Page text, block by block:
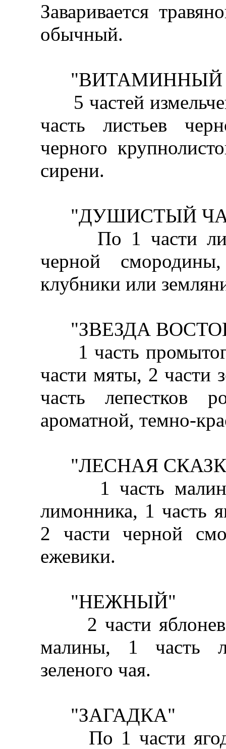
Заваривается
обычный.
"ВИТАМИННЫЙ
5 частей
часть листьев
черного
сирени.
"ДУШИСТЫЙ
По 1 части
черной
клубники или
"ЗВЕЗДА
1 часть
части мяты, 2 части
часть лепестков
ароматной, темно-
"ЛЕСНАЯ
1 часть
лимонника, 1 часть
2 части черной
ежевики.
"НЕЖНЫЙ"
2 части
малины, 1 часть
зеленого чая.
"ЗАГАДКА"
По 1 части ягод